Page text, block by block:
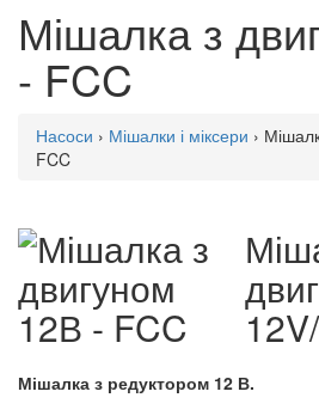
Мішалка з
- FCC
Насоси › Мішалки і міксери ›
FCC
Мішалка з редуктором 12 В.